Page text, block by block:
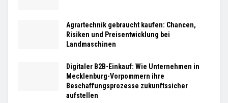
Agrartechnik gebraucht kaufen: Chancen,
Risiken und Preisentwicklung bei
Landmaschinen
Digitaler B2B-Einkauf: Wie Unternehmen in
Mecklenburg-Vorpommern ihre
Beschaffungsprozesse zukunftssicher
aufstellen